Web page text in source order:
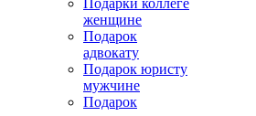
Подарки коллеге
женщине
Подарок
адвокату
Подарок юристу
мужчине
Подарок